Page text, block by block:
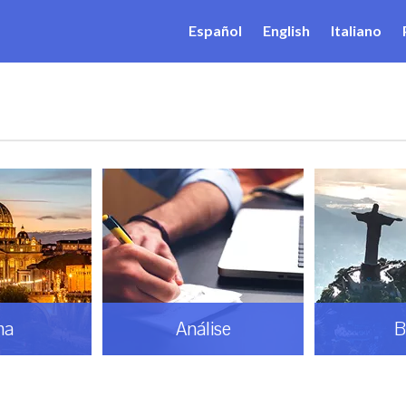
Español English Italiano
Análise